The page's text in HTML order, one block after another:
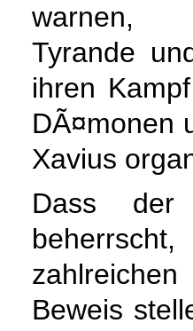
warnen,
Tyrande
ihren
DÃ¤monen
Xavius
Dass
Beweis